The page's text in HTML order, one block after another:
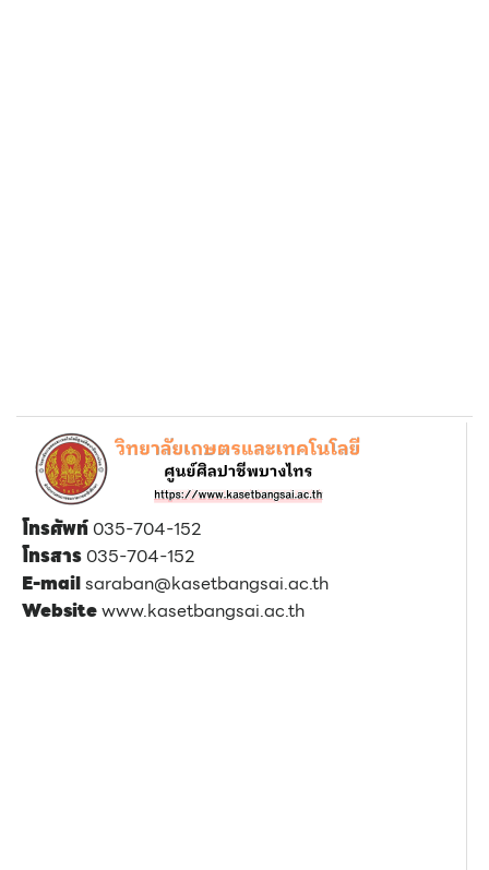
โทรศัพท์ 035-704-152
โทรสาร 035-704-152
E-mailsaraban@kasetbangsai.ac.th
Websitewww.kasetbangsai.ac.th